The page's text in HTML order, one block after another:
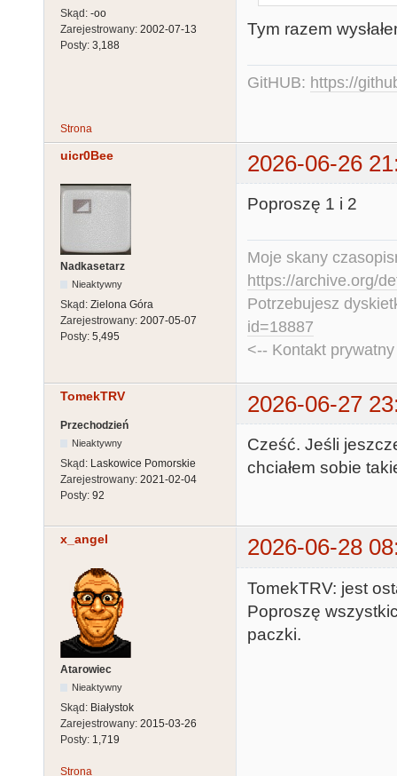
Skąd: -oo
Zarejestrowany: 2002-07-13
Posty: 3,188
Tym razem
GitHUB: https://
Strona
uicr0Bee 2026-06-26
Nadkasetarz
Nieaktywny
Skąd: Zielona Góra
Zarejestrowany: 2007-05-07
Posty: 5,495
Poproszę 1 i 2
Moje skany
https://archive.org/
Potrzebujesz
id=18887
<-- Kontakt
TomekTRV 2026-06-27
Przechodzień
Nieaktywny
Skąd: Laskowice Pomorskie
Zarejestrowany: 2021-02-04
Posty: 92
Cześć. Jeśli
chciałem sobie
x_angel 2026-06-28
Atarowiec
Nieaktywny
Skąd: Białystok
Zarejestrowany: 2015-03-26
Posty: 1,719
TomekTRV: jest
Poproszę
paczki.
Strona